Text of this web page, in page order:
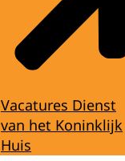
Vacatures Dienst
van het Koninklijk
Huis